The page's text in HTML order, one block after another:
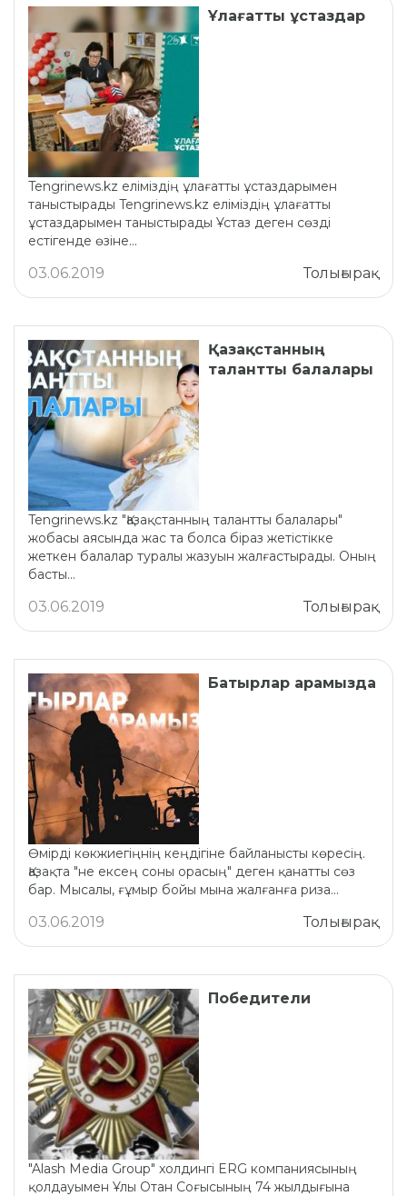
Ұлағатты ұстаздар
Tengrinews.kz еліміздің ұлағатты ұстаздарымен
таныстырады Tengrinews.kz еліміздің ұлағатты
ұстаздарымен таныстырады Ұстаз деген сөзді
естігенде өзіне...
Толығырақ
03.06.2019
Қазақстанның
талантты балалары
Tengrinews.kz "Қазақстанның талантты балалары"
жобасы аясында жас та болса біраз жетістікке
жеткен балалар туралы жазуын жалғастырады. Оның
басты...
Толығырақ
03.06.2019
Батырлар арамызда
Өмірді көкжиегіңнің кеңдігіне байланысты көресің.
Қазақта "не ексең соны орасың" деген қанатты сөз
бар. Мысалы, ғұмыр бойы мына жалғанға риза...
Толығырақ
03.06.2019
Победители
"Alash Media Group" xолдингі ERG компаниясының
қолдауымен Ұлы Отан Соғысының 74 жылдығына